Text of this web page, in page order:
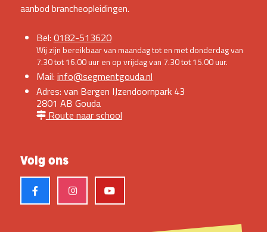
aanbod brancheopleidingen.
Bel: 0182-513620
Wij zijn bereikbaar van maandag tot en met donderdag van
7.30 tot 16.00 uur en op vrijdag van 7.30 tot 15.00 uur.
Mail: info@segmentgouda.nl
Adres: van Bergen IJzendoornpark 43
2801 AB Gouda
Route naar school
Volg ons